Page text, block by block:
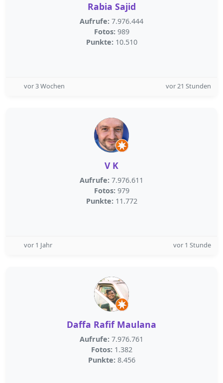
Rabia Sajid
Aufrufe: 7.976.444
Fotos: 989
Punkte: 10.510
vor 3 Wochen vor 21 Stunden
V K
Aufrufe: 7.976.611
Fotos: 979
Punkte: 11.772
vor 1 Jahr vor 1 Stunde
Daffa Rafif Maulana
Aufrufe: 7.976.761
Fotos: 1.382
Punkte: 8.456